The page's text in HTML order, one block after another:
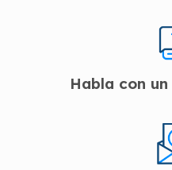
Habla con